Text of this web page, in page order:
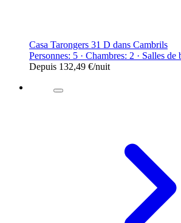
Casa Tarongers 31 D dans Cambrils
Personnes: 5 · Chambres: 2 · Salles de
Depuis 132,49 €/nuit